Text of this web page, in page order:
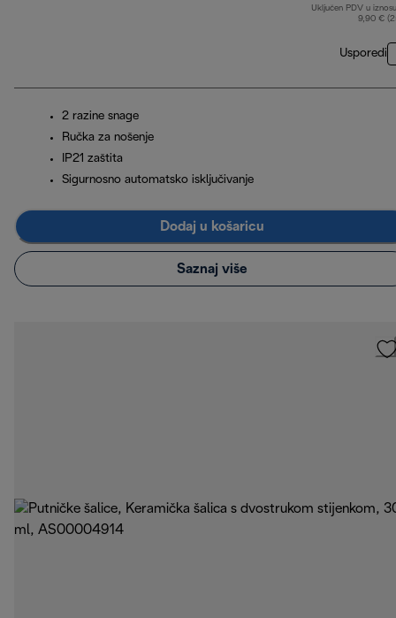
Uključen PDV u
9,90 €
Usporedi
2 razine snage
Ručka za nošenje
IP21 zaštita
Sigurnosno automatsko isključivanje
Dodaj u košaricu
Saznaj više